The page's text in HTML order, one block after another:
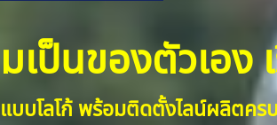
ป็นของตัวเอง
บโลโก้ พร้อมติดตั้งไลน์ผลิตคร